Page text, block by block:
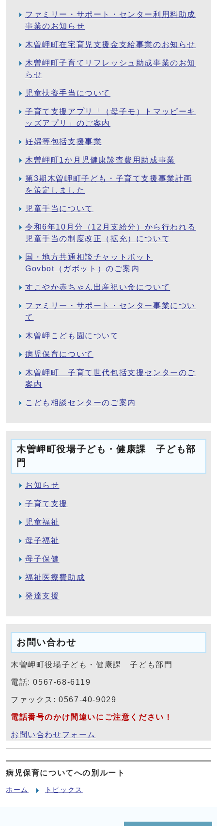
ファミリー・サポート・センター利用料助成
事業のお知らせ
木曽岬町在宅育児支援金支給事業のお知らせ
木曽岬町子育てリフレッシュ助成事業のお知
らせ
児童扶養手当について
子育て支援アプリ「（母子モ）トマッピーキ
ッズアプリ」のご案内
妊婦等包括支援事業
木曽岬町1か月児健康診査費用助成事業
第3期木曽岬町子ども・子育て支援事業計画
を策定しました
児童手当について
令和6年10月分（12月支給分）から行われる
児童手当の制度改正（拡充）について
国・地方共通相談チャットボット
Govbot（ガボット）のご案内
すこやか赤ちゃん出産祝い金について
ファミリー・サポート・センター事業につい
て
木曽岬こども園について
病児保育について
木曽岬町 子育て世代包括支援センターのご
案内
こども相談センターのご案内
木曽岬町役場子ども・健康課 子ども部
門
お知らせ
子育て支援
児童福祉
母子福祉
母子保健
福祉医療費助成
発達支援
お問い合わせ
木曽岬町役場子ども・健康課 子ども部門
電話: 0567-68-6119
ファックス: 0567-40-9029
電話番号のかけ間違いにご注意ください！
お問い合わせフォーム
病児保育についてへの別ルート
ホーム トピックス